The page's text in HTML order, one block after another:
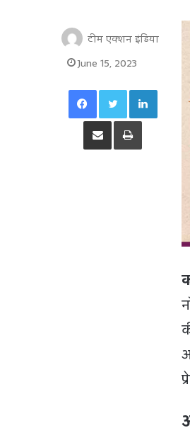
टीम एक्शन इंडिया
June 15, 2023
Facebook Twitter LinkedIn
Share via Email Print